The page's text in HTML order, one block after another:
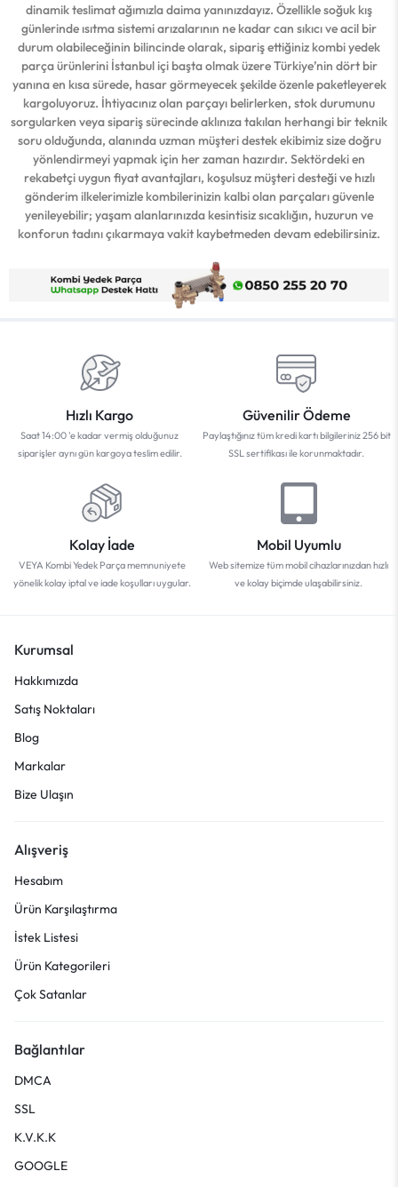
dinamik teslimat ağımızla daima yanınızdayız. Özellikle soğuk kış
günlerinde ısıtma sistemi arızalarının ne kadar can sıkıcı ve acil bir
durum olabileceğinin bilincinde olarak, sipariş ettiğiniz kombi yedek
parça ürünlerini İstanbul içi başta olmak üzere Türkiye’nin dört bir
yanına en kısa sürede, hasar görmeyecek şekilde özenle paketleyerek
kargoluyoruz. İhtiyacınız olan parçayı belirlerken, stok durumunu
sorgularken veya sipariş sürecinde aklınıza takılan herhangi bir teknik
soru olduğunda, alanında uzman müşteri destek ekibimiz size doğru
yönlendirmeyi yapmak için her zaman hazırdır. Sektördeki en
rekabetçi uygun fiyat avantajları, koşulsuz müşteri desteği ve hızlı
gönderim ilkelerimizle kombilerinizin kalbi olan parçaları güvenle
yenileyebilir; yaşam alanlarınızda kesintisiz sıcaklığın, huzurun ve
konforun tadını çıkarmaya vakit kaybetmeden devam edebilirsiniz.
Hızlı Kargo
Saat 14:00 'e kadar vermiş olduğunuz
siparişler aynı gün kargoya teslim edilir.
Güvenilir Ödeme
Paylaştığınız tüm kredi kartı bilgileriniz 256 bit
SSL sertifikası ile korunmaktadır.
Kolay İade
VEYA Kombi Yedek Parça memnuniyete
yönelik kolay iptal ve iade koşulları uygular.
Mobil Uyumlu
Web sitemize tüm mobil cihazlarınızdan hızlı
ve kolay biçimde ulaşabilirsiniz.
Kurumsal
Hakkımızda
Satış Noktaları
Blog
Markalar
Bize Ulaşın
Alışveriş
Hesabım
Ürün Karşılaştırma
İstek Listesi
Ürün Kategorileri
Çok Satanlar
Bağlantılar
DMCA
SSL
K.V.K.K
GOOGLE